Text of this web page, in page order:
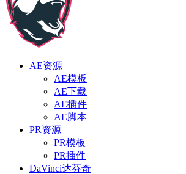
AE资源
AE模板
AE下载
AE插件
AE脚本
PR资源
PR模板
PR插件
DaVinci达芬奇